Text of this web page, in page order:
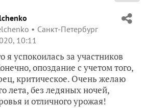
Санкт-Петербург
10:11
я успокоилась за участников
опоздание с учетом того,
критическое. Очень желаю
лета, без ледяных ночей,
и отличного урожая!